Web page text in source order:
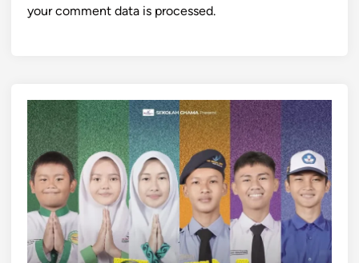
your comment data is processed.